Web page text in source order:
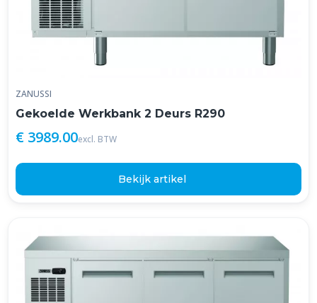
ZANUSSI
Gekoelde Werkbank 2 Deurs R290
€ 3989.00excl. BTW
Bekijk artikel